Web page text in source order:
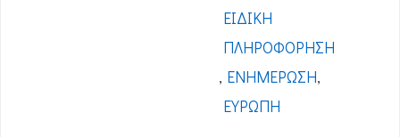
ΕΙΔΙΚΉ
ΠΛΗΡΟΦΌΡΗΣΗ
, ΕΝΗΜΈΡΩΣΗ,
ΕΥΡΏΠΗ